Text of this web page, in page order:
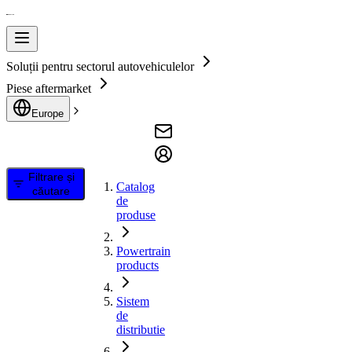
Soluții pentru sectorul autovehiculelor
Piese aftermarket
Europe
Filtrare și
căutare
Catalog
de
produse
Powertrain
products
Sistem
de
distributie